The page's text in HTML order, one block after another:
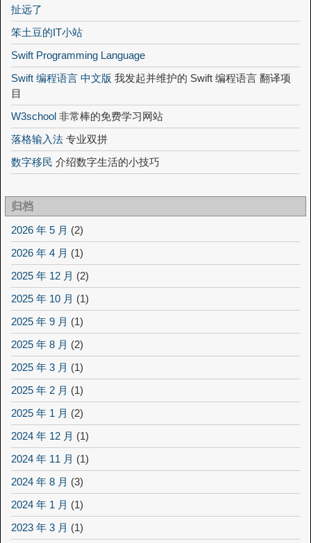
扯远了
笨土豆的IT小站
Swift Programming Language
Swift 编程语言 中文版 我发起并维护的 Swift 编程语言 翻译项
目
W3school 非常棒的免费学习网站
落格输入法 专业双拼
数字移民 介绍数字生活的小技巧
归档
2026 年 5 月 (2)
2026 年 4 月 (1)
2025 年 12 月 (2)
2025 年 10 月 (1)
2025 年 9 月 (1)
2025 年 8 月 (2)
2025 年 3 月 (1)
2025 年 2 月 (1)
2025 年 1 月 (2)
2024 年 12 月 (1)
2024 年 11 月 (1)
2024 年 8 月 (3)
2024 年 1 月 (1)
2023 年 3 月 (1)